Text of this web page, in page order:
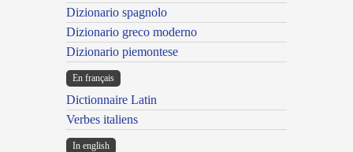
Dizionario spagnolo
Dizionario greco moderno
Dizionario piemontese
En français
Dictionnaire Latin
Verbes italiens
In english